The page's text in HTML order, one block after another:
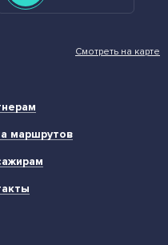
Смотреть на карте
маршрутов